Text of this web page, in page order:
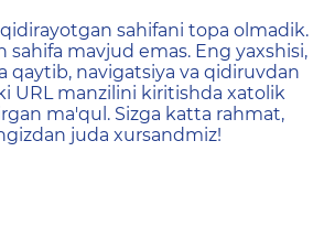
не
qidirayotgan sahifani topa olmadik.
sahifa mavjud emas. Eng yaxshisi,
qaytib, navigatsiya va qidiruvdan
URL manzilini kiritishda xatolik
ma'qul. Sizga katta rahmat,
juda xursandmiz!